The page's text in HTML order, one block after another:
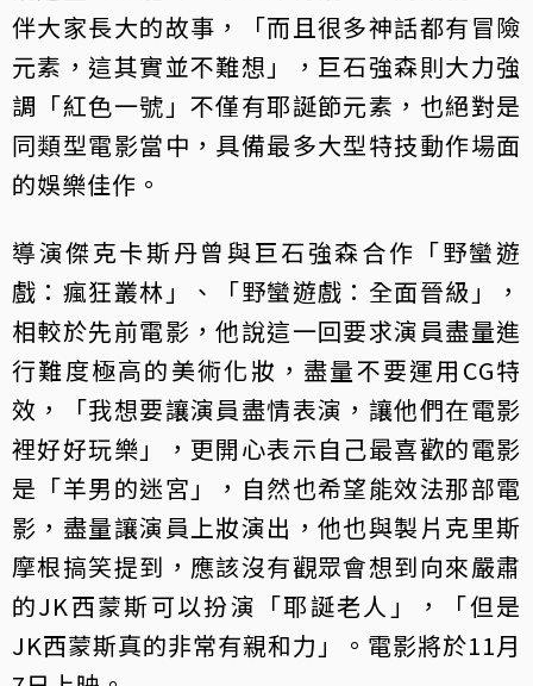
伴大家長大的故事，「而且很多神話都有冒險
元素，這其實並不難想」，巨石強森則大力強
調「紅色一號」不僅有耶誕節元素，也絕對是
同類型電影當中，具備最多大型特技動作場面
的娛樂佳作。
導演傑克卡斯丹曾與巨石強森合作「野蠻遊
戲：瘋狂叢林」、「野蠻遊戲：全面晉級」，
相較於先前電影，他說這一回要求演員盡量進
行難度極高的美術化妝，盡量不要運用CG特
效，「我想要讓演員盡情表演，讓他們在電影
裡好好玩樂」，更開心表示自己最喜歡的電影
是「羊男的迷宮」，自然也希望能效法那部電
影，盡量讓演員上妝演出，他也與製片克里斯
摩根搞笑提到，應該沒有觀眾會想到向來嚴肅
的JK西蒙斯可以扮演「耶誕老人」，「但是
JK西蒙斯真的非常有親和力」。電影將於11月